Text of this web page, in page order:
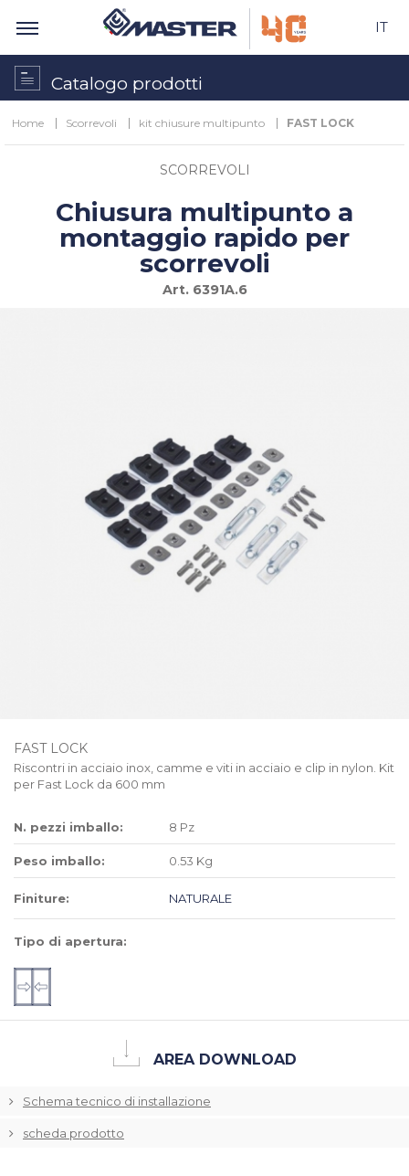
IT
Catalogo prodotti
Home Scorrevoli kit chiusure multipunto FAST LOCK
SCORREVOLI
Chiusura multipunto a
montaggio rapido per
scorrevoli
Art.6391A.6
FAST LOCK
Riscontri in acciaio inox, camme e viti in acciaio e clip in nylon. Kit
per Fast Lock da 600 mm
N. pezzi imballo: 8 Pz
Peso imballo: 0.53 Kg
Finiture: NATURALE
Tipo di apertura:
AREA DOWNLOAD
Schema tecnico di installazione
scheda prodotto